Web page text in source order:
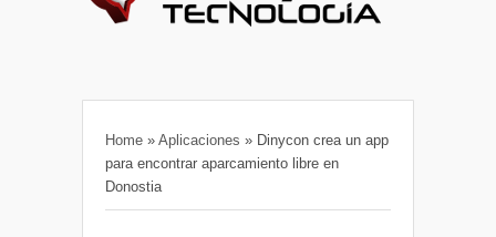
Home » Aplicaciones » Dinycon crea un app
para encontrar aparcamiento libre en
Donostia